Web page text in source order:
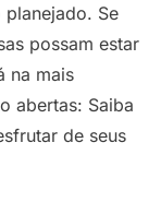
Se
possam estar
na mais
abertas: Saiba
de seus